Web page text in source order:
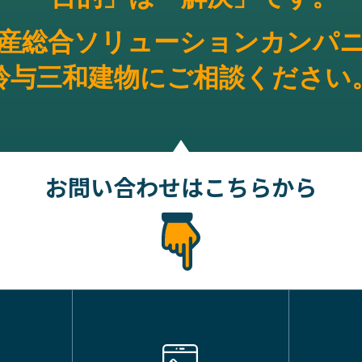
総合ソリューションカンパ
与三和建物にご相談ください。
お問い合わせはこちらから